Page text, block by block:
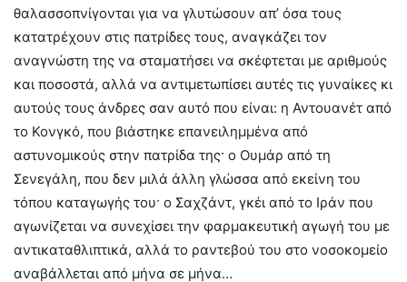
θαλασσοπνίγονται για να γλυτώσουν απ’ όσα τους
κατατρέχουν στις πατρίδες τους, αναγκάζει τον
αναγνώστη της να σταματήσει να σκέφτεται με αριθμούς
και ποσοστά, αλλά να αντιμετωπίσει αυτές τις γυναίκες κι
αυτούς τους άνδρες σαν αυτό που είναι: η Αντουανέτ από
το Κονγκό, που βιάστηκε επανειλημμένα από
αστυνομικούς στην πατρίδα της· ο Ουμάρ από τη
Σενεγάλη, που δεν μιλά άλλη γλώσσα από εκείνη του
τόπου καταγωγής του· ο Σαχζάντ, γκέι από το Ιράν που
αγωνίζεται να συνεχίσει την φαρμακευτική αγωγή του με
αντικαταθλιπτικά, αλλά το ραντεβού του στο νοσοκομείο
αναβάλλεται από μήνα σε μήνα…